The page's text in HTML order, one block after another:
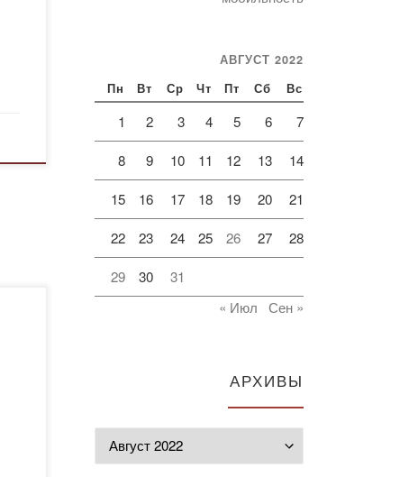
АВГУСТ 2022
Пн Вт Ср Чт Пт Сб Вс
1 2 3 4 5 6 7
8 9 10 11 12 13 14
15 16 17 18 19 20 21
22 23 24 25 26 27 28
29 30
31
« Июл
Сен »
АРХИВЫ